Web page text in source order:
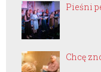
Pieśni
Chcę